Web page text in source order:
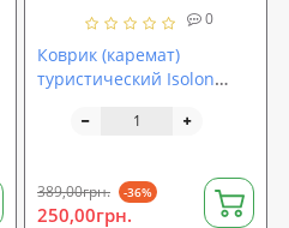
0
Коврик (каремат)
туристический Isolon
389,00грн. -36%
250,00грн.